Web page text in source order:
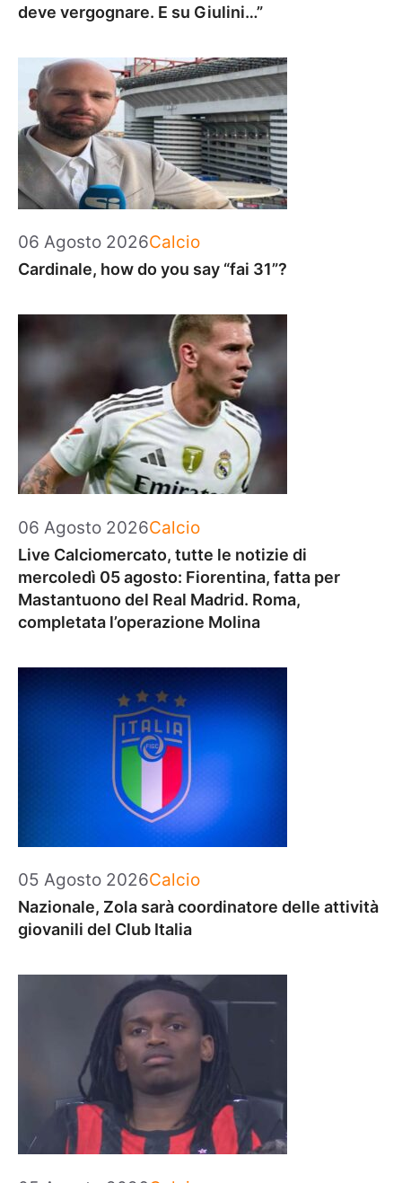
deve vergognare. E su Giulini…”
06 Agosto 2026Categorie
Calcio
Cardinale, how do you say “fai 31”?
06 Agosto 2026Categorie
Calcio
Live Calciomercato, tutte le notizie di
mercoledì 05 agosto: Fiorentina, fatta per
Mastantuono del Real Madrid. Roma,
completata l’operazione Molina
05 Agosto 2026Categorie
Calcio
Nazionale, Zola sarà coordinatore delle attività
giovanili del Club Italia